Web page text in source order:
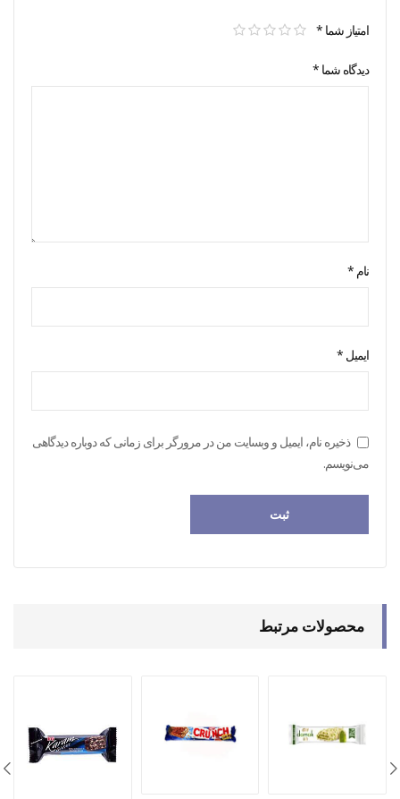
امتیاز شما *
دیدگاه شما *
نام *
ایمیل *
ذخیره نام، ایمیل و وبسایت من در مرورگر برای زمانی که دوباره دیدگاهی
می‌نویسم.
محصولات مرتبط